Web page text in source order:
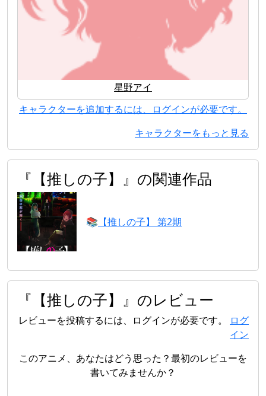
星野アイ
キャラクターを追加するには、ログインが必要です。
キャラクターをもっと見る
『【推しの子】』の関連作品
📚 【推しの子】 第2期
『【推しの子】』のレビュー
レビューを投稿するには、ログインが必要です。
ログ
イン
このアニメ、あなたはどう思った？最初のレビューを
書いてみませんか？